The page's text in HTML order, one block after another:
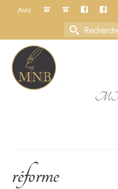
Avis
Rechercher :
réforme